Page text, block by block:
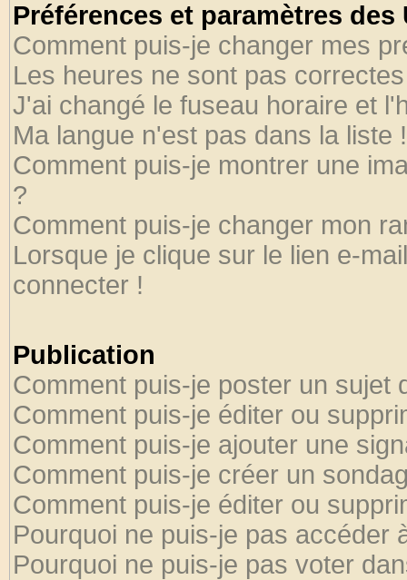
Préférences et paramètres
Comment puis-je changer mes
Les heures ne sont pas
J'ai changé le fuseau horaire et
Ma langue n'est pas dans la liste !
Comment puis-je montrer une
?
Comment puis-je changer mon
Lorsque je clique sur le lien e-
connecter !
Publication
Comment puis-je poster un sujet
Comment puis-je éditer ou
Comment puis-je ajouter une
Comment puis-je créer un
Comment puis-je éditer ou
Pourquoi ne puis-je pas accéder
Pourquoi ne puis-je pas voter